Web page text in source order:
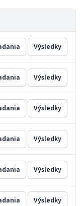
Výsledky
Výsledky
Výsledky
Výsledky
Výsledky
Výsledky